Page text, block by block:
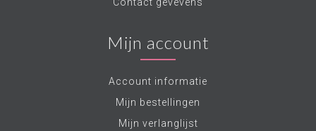
Mijn account
Account informatie
Mijn bestellingen
Mijn verlanglijst